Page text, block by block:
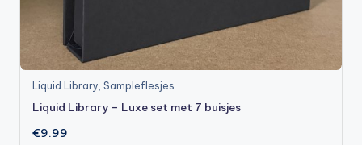
Liquid Library,Sampleflesjes
Liquid Library – Luxe set met 7 buisjes
€9.99